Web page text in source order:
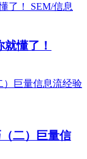
SEM/信息
懂了！
二）巨量信